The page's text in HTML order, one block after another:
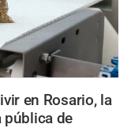
en Rosario, la
pública de